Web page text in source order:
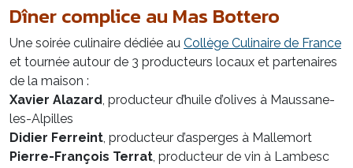
Dîner complice au Mas Bottero
Une soirée culinaire dédiée au Collège Culinaire de France
et tournée autour de 3 producteurs locaux et partenaires
de la maison :
Xavier Alazard, producteur d’huile d’olives à Maussane-
les-Alpilles
Didier Ferreint, producteur d’asperges à Mallemort
Pierre-François Terrat, producteur de vin à Lambesc